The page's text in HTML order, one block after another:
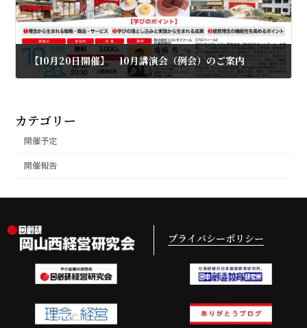
【10月20日開催】 10月講演会（例会）のご案内
カテゴリー
開催予定
開催報告
プライバシーポリシー